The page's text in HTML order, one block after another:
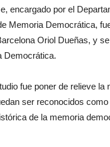
encargado por el
Memoria Democrática,
Oriol Dueñas, y
Democrática.
fue poner de relieve la
ser reconocidos
de la memoria